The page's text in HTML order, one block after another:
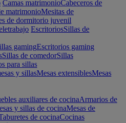
Camas matrimonioCabeceros de
matrimonioMesitas de
de dormitorio juvenil
EscritoriosSillas de
gamingEscritorios gaming
Sillas de comedorSillas
para sillas
y sillasMesas extensiblesMesas
auxiliares de cocinaArmarios de
y sillas de cocinaMesas de
de cocinaCocinas